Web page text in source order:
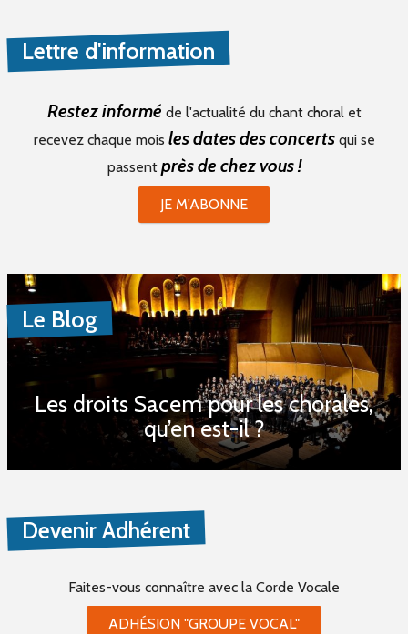
Lettre d'information
Restez informé de l'actualité du chant choral et
recevez chaque mois les dates des concertsqui se
passent près de chez vous !
JE M'ABONNE
Le Blog
Les droits Sacem pour les chorales,
qu’en est-il ?
Devenir Adhérent
Faites-vous connaître avec la Corde Vocale
ADHÉSION "GROUPE VOCAL"